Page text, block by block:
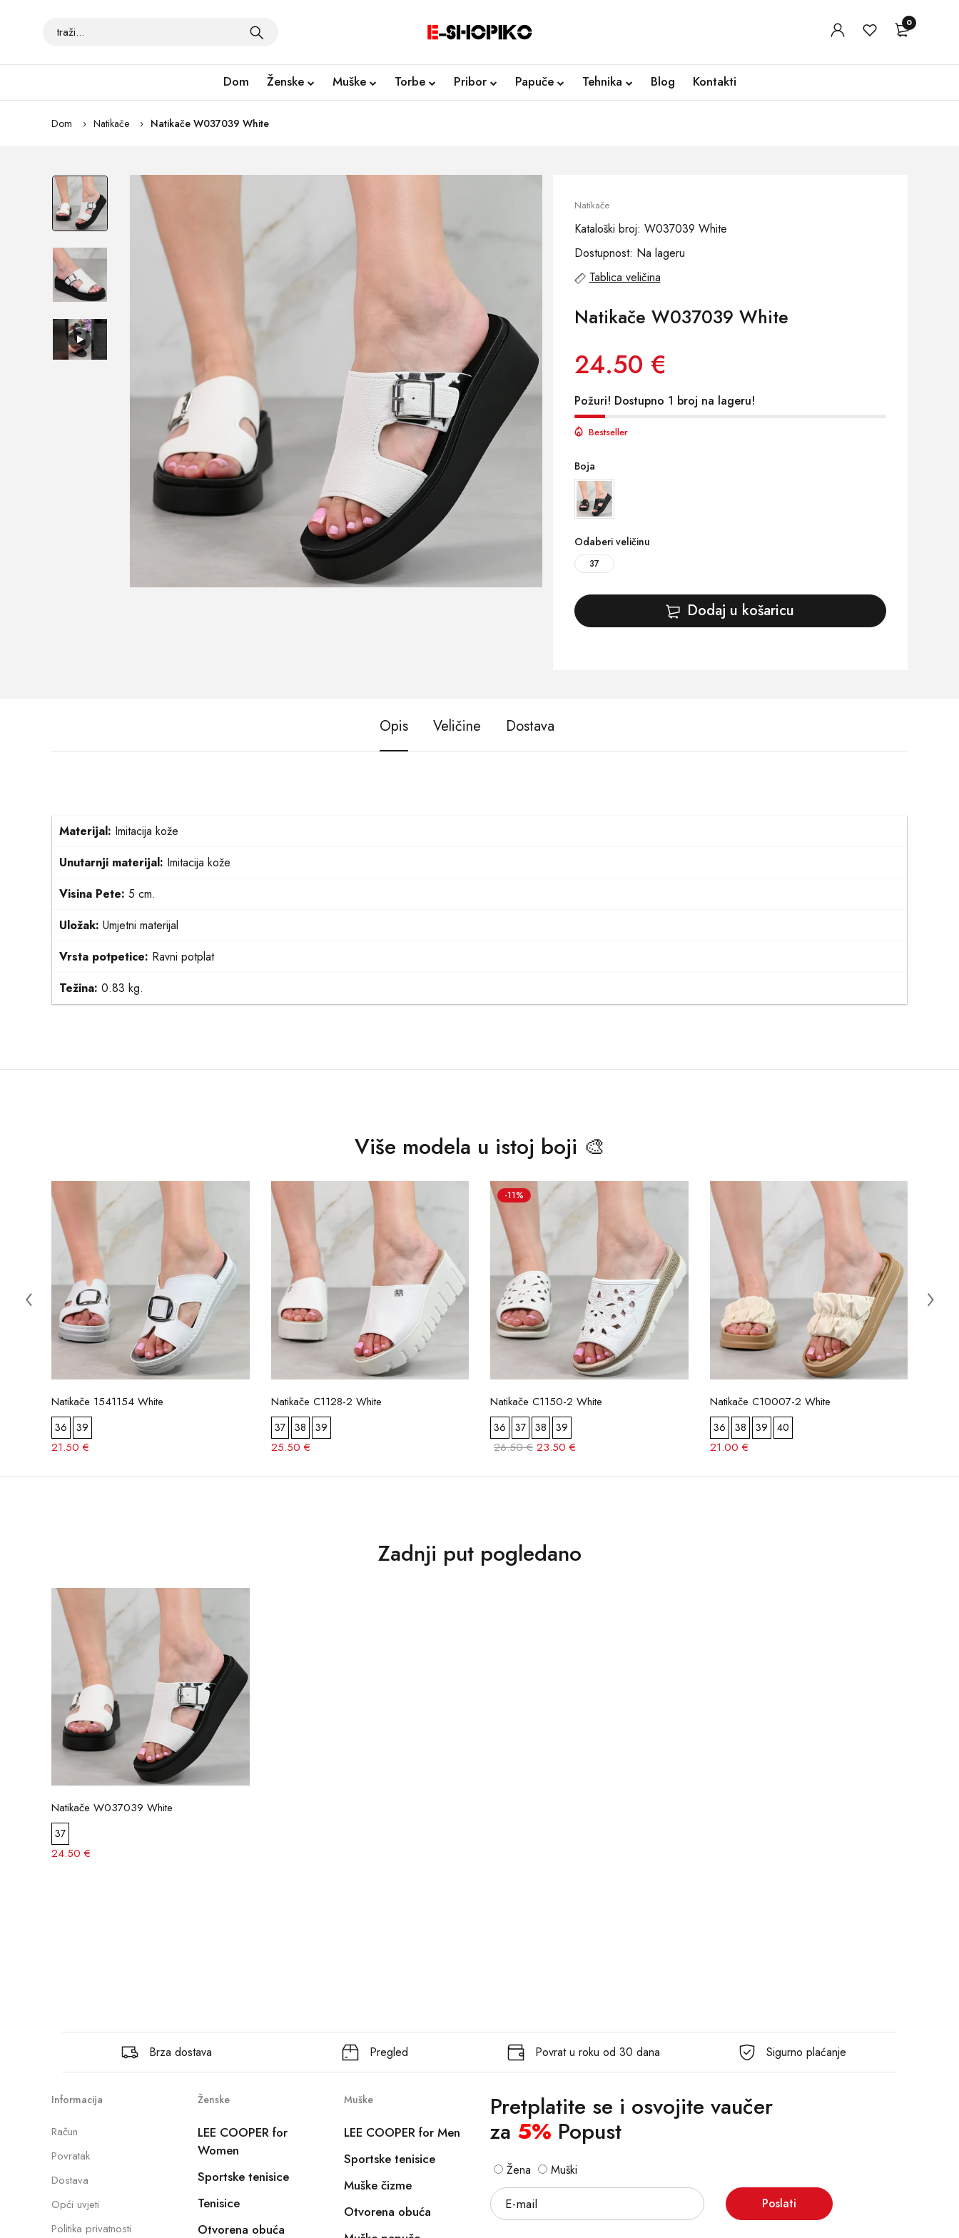
0
Dom Ženske Muške Torbe Pribor Papuče Tehnika Blog Kontakti
Dom Natikače Natikače W037039 White
Natikače
Kataloški broj: W037039 White
Dostupnost: Na lageru
Tablica veličina
Natikače W037039 White
24.50 €
Požuri! Dostupno 1 broj na lageru!
Bestseller
Boja
Odaberi veličinu
37
Dodaj u košaricu
Opis Veličine Dostava
Materijal: Imitacija kože
Unutarnji materijal: Imitacija kože
Visina Pete: 5 cm.
Uložak: Umjetni materijal
Vrsta potpetice: Ravni potplat
Težina: 0.83 kg.
Više modela u istoj boji 🎨
Natikače 1541154 White
36 39
21.50 €
Natikače C1128-2 White
37 38 39
25.50 €
-11%
Natikače C1150-2 White
36 37 38 39
26.50 € 23.50 €
Natikače C10007-2 White
36 38 39 40
21.00 €
Zadnji put pogledano
Natikače W037039 White
37
24.50 €
Brza dostava Pregled Povrat u roku od 30 dana Sigurno plaćanje
Informacija
Račun
Povratak
Dostava
Opći uvjeti
Politika privatnosti
Ženske
LEE COOPER for
Women
Sportske tenisice
Tenisice
Otvorena obuća
Muške
LEE COOPER for Men
Sportske tenisice
Muške čizme
Otvorena obuća
Pretplatite se i osvojite vaučer
za 5% Popust
Žena Muški
Poslati